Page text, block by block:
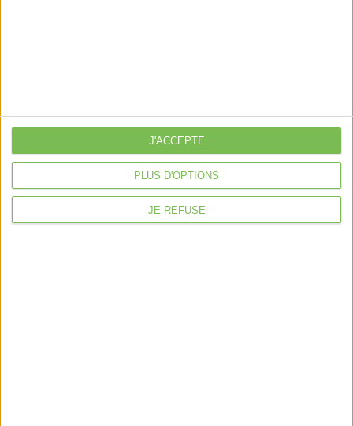
PLUS D'OPTIONS
JE REFUSE
J'ACCEPTE
Loueur en Meublé
Location de bureaux
Examen de Conformité Fiscale